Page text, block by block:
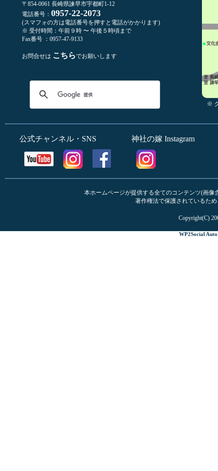
〒854-0061 長崎県諫早市宇都町1-12
電話番号： 0957-22-2073
(スマフォの方は電話番号を押すと電話がかかります)
※ 受付時間：午前９時 〜 午後５時頃まで
Fax番号 ：0957-47-9133
お問合せは こちらでお願いします
※
公式チャンネル・SNS 神社の嫁 Instagram
本ホームページが提供する全てのコンテンツ(画
著作権法で保護されているた
Copyright(C)
WP2Social